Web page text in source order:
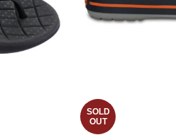
SOLD
OUT